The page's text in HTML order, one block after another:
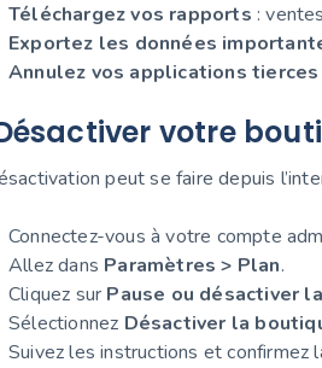
Téléchargez vos rapports :
Exportez les données
Annulez vos applications tierces
votre
peut se faire depuis
Connectez-vous à votre compte
Allez dans Paramètres > Plan.
Cliquez sur Pause ou désactiver
Sélectionnez Désactiver la
Suivez les instructions et confirmez